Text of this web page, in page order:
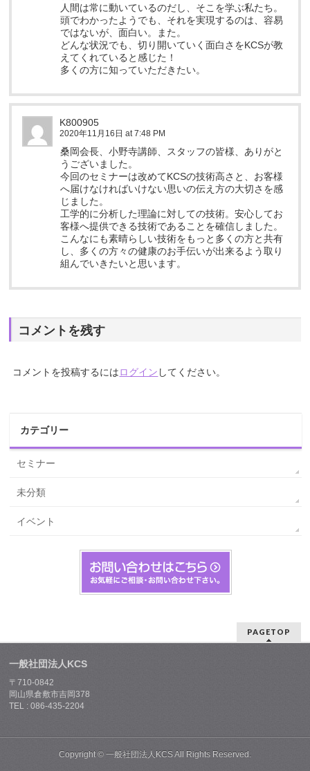
人間は常に動いているのだし、そこを学ぶ私たち。
頭でわかったようでも、それを実現するのは、容易
ではないが、面白い。また。
どんな状況でも、切り開いていく面白さをKCSが教
えてくれていると感じた！
多くの方に知っていただきたい。
K800905
2020年11月16日 at 7:48 PM
桑岡会長、小野寺講師、スタッフの皆様、ありがと
うございました。
今回のセミナーは改めてKCSの技術高さと、お客様
へ届けなければいけない思いの伝え方の大切さを感
じました。
工学的に分析した理論に対しての技術。安心してお
客様へ提供できる技術であることを確信しました。
こんなにも素晴らしい技術をもっと多くの方と共有
し、多くの方々の健康のお手伝いが出来るよう取り
組んでいきたいと思います。
コメントを残す
コメントを投稿するにはログイン してください。
カテゴリー
セミナー
未分類
イベント
PAGETOP
一般社団法人KCS
〒710-0842
岡山県倉敷市吉岡378
TEL : 086-435-2204
Copyright © 一般社団法人KCSAll Rights Reserved.